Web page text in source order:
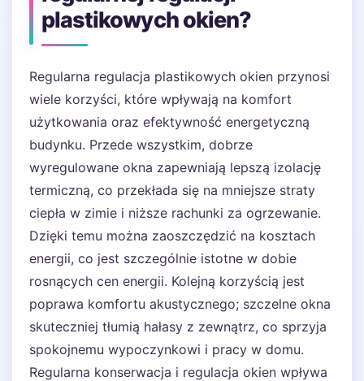
plastikowych okien?
Regularna regulacja plastikowych okien przynosi
wiele korzyści, które wpływają na komfort
użytkowania oraz efektywność energetyczną
budynku. Przede wszystkim, dobrze
wyregulowane okna zapewniają lepszą izolację
termiczną, co przekłada się na mniejsze straty
ciepła w zimie i niższe rachunki za ogrzewanie.
Dzięki temu można zaoszczędzić na kosztach
energii, co jest szczególnie istotne w dobie
rosnących cen energii. Kolejną korzyścią jest
poprawa komfortu akustycznego; szczelne okna
skuteczniej tłumią hałasy z zewnątrz, co sprzyja
spokojnemu wypoczynkowi i pracy w domu.
Regularna konserwacja i regulacja okien wpływa